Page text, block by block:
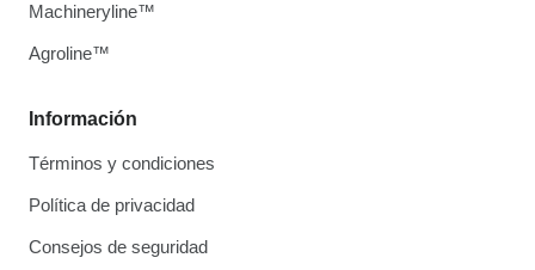
Información
Términos y condiciones
Política de privacidad
Consejos de seguridad
Machineryline™
Agroline™